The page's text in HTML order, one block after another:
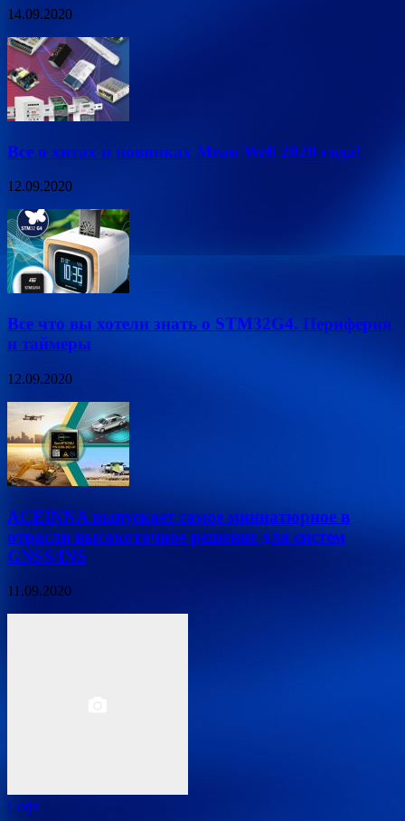
14.09.2020
Все о хитах и новинках Mean Well 2020 года!
12.09.2020
Все что вы хотели знать о STM32G4. Периферия
и таймеры
12.09.2020
ACEINNA выпускает самое миниатюрное в
отрасли высокоточное решение для систем
GNSS/INS
11.09.2020
Софт